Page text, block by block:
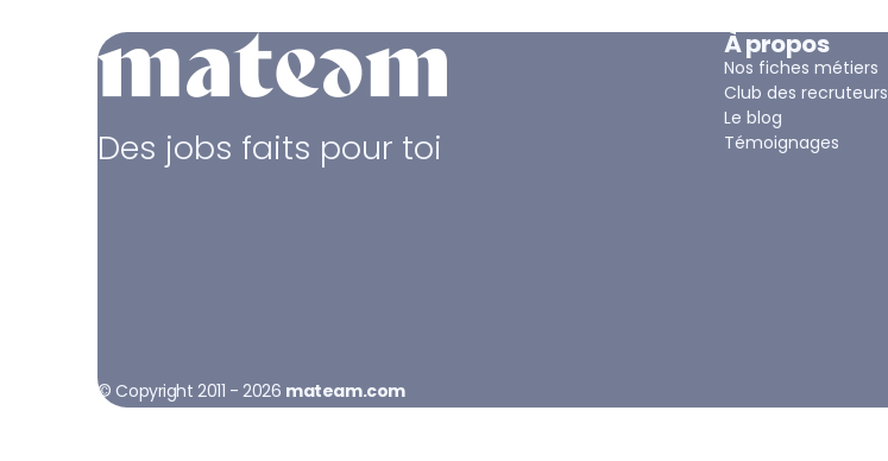
Des jobs faits pour toi
© Copyright 2011 - 2026 mateam.com
À propos
Nos fiches métiers
Club des recruteurs
Le blog
Témoignages